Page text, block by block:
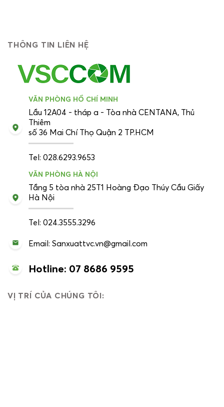
THÔNG TIN LIÊN HỆ
VĂN PHÒNG HỒ CHÍ MINH
Lầu 12A04 - tháp a - Tòa nhà CENTANA, Thủ
Thiêm
số 36 Mai Chí Thọ Quận 2 TP.HCM
Tel: 028.6293.9653
VĂN PHÒNG HÀ NỘI
Tầng 5 tòa nhà 25T1 Hoàng Đạo Thúy Cầu Giấy
Hà Nội
Tel: 024.3555.3296
Email: Sanxuattvc.vn@gmail.com
Hotline: 07 8686 9595
VỊ TRÍ CỦA CHÚNG TÔI: